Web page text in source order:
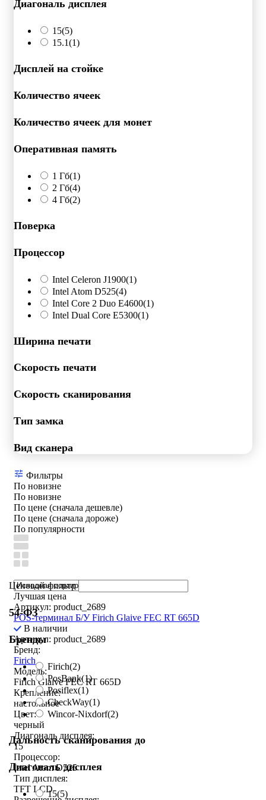
Диагональ дисплея
15(5)
15.1(1)
Дисплей на стойке
Количество ячеек
Количество ячеек для монет
Оперативная память
1 Гб(1)
2 Гб(4)
4 Гб(2)
Поверка
Процессор
Intel Celeron J1900(1)
Intel Atom D525(4)
Intel Core 2 Duo E4600(1)
Intel Dual Core E5300(1)
Ширина печати
Скорость печати
Скорость сканирования
Тип замка
Вид сканера
Фильтры
По новизне
По новизне
По цене (сначала дешевле)
По цене (сначала дороже)
По популярности
Ценовой фильтр
54-ФЗ
Бренды
Firich(2)
PosBank(1)
Posiflex(1)
CheckWay(1)
Wincor-Nixdorf(2)
Дальность сканирования до
Диагональ дисплея
15(5)
Лучшая цена
Артикул: product_2689
POS-терминал Б/У Firich Glaive FEC RT 665D
В наличии
Артикул: product_2689
Бренд:
Firich
Модель:
Firich Glaive FEC RT 665D
Крепление:
настольное
Цвет:
черный
Диагональ дисплея:
15
Процессор:
Intel Atom D525
Тип дисплея:
TFT LCD